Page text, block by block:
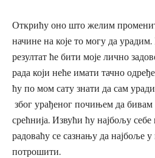
Открићу оно што желим
начине на које то могу да урадим.
резултат ће бити моје лично
рада који неће имати тачно
ћу по мом сату знати да сам
због урађеног почињем да
срећнија. Извући ћу најбољу себе
радоваћу се сазнању да најбоље
потрошити.